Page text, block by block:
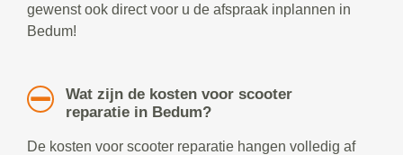
gewenst ook direct voor u de afspraak inplannen in
Bedum!
Wat zijn de kosten voor scooter
reparatie in Bedum?
De kosten voor scooter reparatie hangen volledig af